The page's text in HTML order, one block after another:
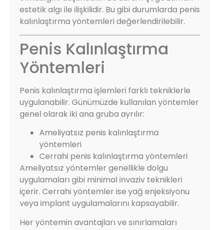
estetik algı ile ilişkilidir. Bu gibi durumlarda penis
kalınlaştırma yöntemleri değerlendirilebilir.
Penis Kalınlaştırma
Yöntemleri
Penis kalınlaştırma işlemleri farklı tekniklerle
uygulanabilir. Günümüzde kullanılan yöntemler
genel olarak iki ana gruba ayrılır:
Ameliyatsız penis kalınlaştırma
yöntemleri
Cerrahi penis kalınlaştırma yöntemleri
Ameliyatsız yöntemler genellikle dolgu
uygulamaları gibi minimal invaziv teknikleri
içerir. Cerrahi yöntemler ise yağ enjeksiyonu
veya implant uygulamalarını kapsayabilir.
Her yöntemin avantajları ve sınırlamaları